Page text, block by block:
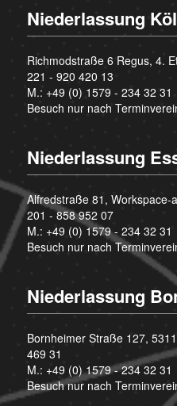
Niederlassung
Richmodstraße 6 Regus, 4.
221 - 920 420 13
M.: +49 (0) 1579 - 234 32 31
Besuch nur nach
Niederlassung
Alfredstraße 81, Workspace-
201 - 858 952 07
M.: +49 (0) 1579 - 234 32 31
Besuch nur nach
Niederlassung
Bornheimer Straße 127,
469 31
M.: +49 (0) 1579 - 234 32 31
Besuch nur nach